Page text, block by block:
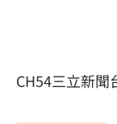
CH54三立新聞